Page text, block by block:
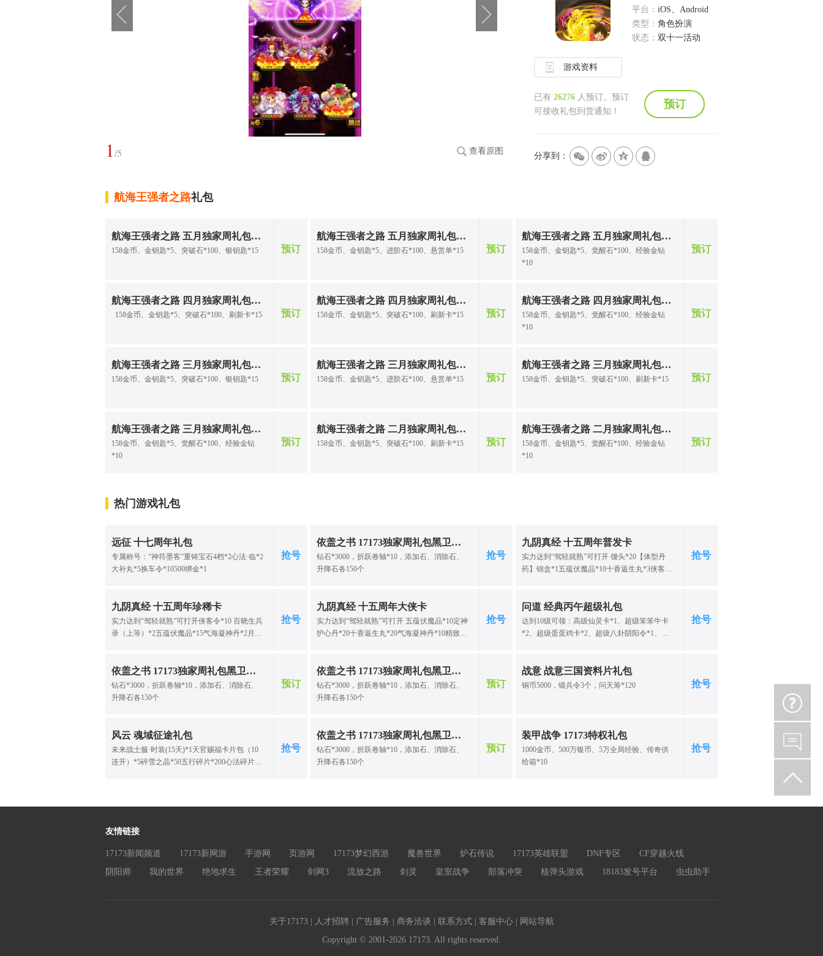
1/5 查看原图
平台： iOS、Android
类型： 角色扮演
状态： 双十一活动
游戏资料
已有 26276 人预订。预订
可接收礼包到货通知！
预订
分享到： w t z q
航海王强者之路礼包
预订
航海王强者之路 五月独家周礼包（四）
158金币、金钥匙*5、突破石*100、银钥匙*15 预订
航海王强者之路 五月独家周礼包（三）
158金币、金钥匙*5、进阶石*100、悬赏单*15 预订
航海王强者之路 五月独家周礼包（一）
158金币、金钥匙*5、觉醒石*100、经验金钻
*10
预订
航海王强者之路 四月独家周礼包（三）
158金币、金钥匙*5、突破石*100、刷新卡*15 预订
航海王强者之路 四月独家周礼包（二）
158金币、金钥匙*5、突破石*100、刷新卡*15 预订
航海王强者之路 四月独家周礼包（一）
158金币、金钥匙*5、觉醒石*100、经验金钻
*10
预订
航海王强者之路 三月独家周礼包（四）
158金币、金钥匙*5、突破石*100、银钥匙*15 预订
航海王强者之路 三月独家周礼包（三）
158金币、金钥匙*5、进阶石*100、悬赏单*15 预订
航海王强者之路 三月独家周礼包（二）
158金币、金钥匙*5、突破石*100、刷新卡*15
预订
航海王强者之路 三月独家周礼包（一）
158金币、金钥匙*5、觉醒石*100、经验金钻
*10
预订
航海王强者之路 二月独家周礼包（二）
158金币、金钥匙*5、突破石*100、刷新卡*15 预订
航海王强者之路 二月独家周礼包（一）
158金币、金钥匙*5、觉醒石*100、经验金钻
*10
热门游戏礼包
抢号
远征 十七周年礼包
专属称号：“神符墨客”重铸宝石4档*2心法·临*2
大补丸*5换车令*10500绑金*1
抢号
依盖之书 17173独家周礼包黑卫觉醒（172）
钻石*3000，折跃卷轴*10，添加石、消除石、
升降石各150个
抢号
九阴真经 十五周年普发卡
实力达到“驾轻就熟”可打开 馒头*20【体型丹
药】锦盒*1五蕴伏魔品*10十香返生丸*3侠客令
抢号
九阴真经 十五周年珍稀卡
实力达到“驾轻就熟”可打开侠客令*10 百晓生兵
录（上等）*2五蕴伏魔品*15气海凝神丹*2月凝
抢号
九阴真经 十五周年大侠卡
实力达到“驾轻就熟”可打开 五蕴伏魔品*10定神
护心丹*20十香返生丸*20气海凝神丹*10精致月
抢号
问道 经典丙午超级礼包
达到10级可领：高级仙灵卡*1、超级笨笨牛卡
*2、超级蛋蛋鸡卡*2、超级八卦阴阳令*1、天
*1、铭牌福袋*1、特级八卦阴阳令*1； 达到50
级可领：如意战斗卡*1、项链-50、功能卷轴·古
镜、功能卷轴·仙界悬赏、粉水晶、技能觉醒符
印、绿水晶、娃娃秘笈*1、兽灵散、高级娃娃
装备箱*2、宠物技能突破令、宝宝圣水*1； 达
到110级可领：宠物技能突破令、随机一星浮生
轴·醉梦八仙、超级圣水晶*1、修为值10000、
天神护佑*2、凤仙花*5、高级娃娃装备箱*2、
天性丹*1、气象石*2、奇遇卷*1、聚灵石*1、
仙花*5、封印石*5、天性丹*2、超级圣水晶、
预订
依盖之书 17173独家周礼包黑卫觉醒（171）
钻石*3000，折跃卷轴*10，添加石、消除石、
升降石各150个
预订
依盖之书 17173独家周礼包黑卫觉醒（170）
钻石*3000，折跃卷轴*10，添加石、消除石、
升降石各150个
抢号
战意 战意三国资料片礼包
铜币5000，锻兵令3个，问天筹*120
抢号
风云 魂域征途礼包
未来战士服·时装(15天)*1天官赐福卡片包（10
连开）*5碎雪之晶*50五行碎片*200心法碎片
预订
依盖之书 17173独家周礼包黑卫觉醒（169）
钻石*3000，折跃卷轴*10，添加石、消除石、
升降石各150个
抢号
装甲战争 17173特权礼包
1000金币、500万银币、5万全局经验、传奇供
给箱*10
友情链接
17173新闻频道 17173新网游 手游网 页游网 17173梦幻西游 魔兽世界 炉石传说 17173英雄联盟 DNF专区
CF穿越火线
阴阳师
我的世界 绝地求生 王者荣耀 剑网3 流放之路 剑灵 皇室战争 部落冲突 核弹头游戏 18183发号平台 虫虫助手
关于17173| 人才招聘| 广告服务 | 商务洽谈 | 联系方式| 客服中心| 网站导航
Copyright © 2001-2026 17173. All rights reserved.